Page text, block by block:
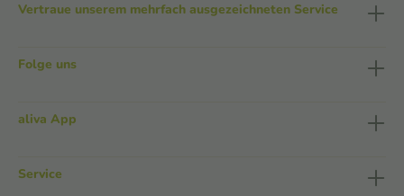
Vertraue unserem mehrfach ausgezeichneten Service
Folge uns
aliva App
Service